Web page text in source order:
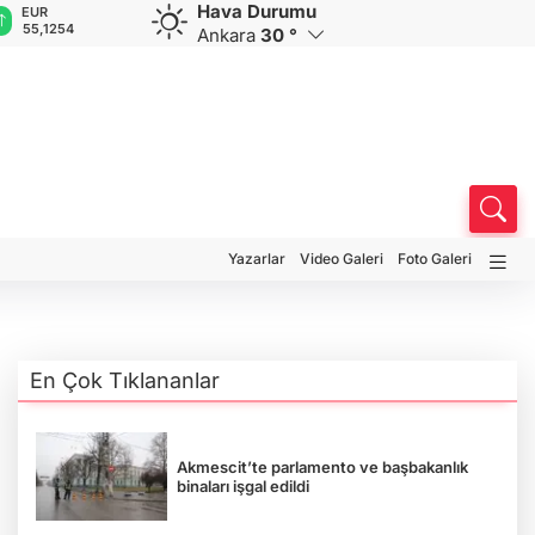
GBP
64,3468
CHF
59,0083
CAD
34,1883
Hava Durumu
Ankara 30 °
Yazarlar Video Galeri Foto Galeri
En Çok Tıklananlar
Akmescit’te parlamento ve başbakanlık
binaları işgal edildi